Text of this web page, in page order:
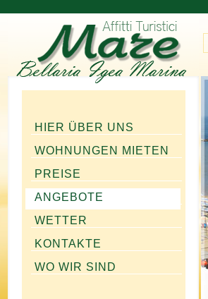
HIER ÜBER UNS
WOHNUNGEN MIETEN
PREISE
ANGEBOTE
WETTER
KONTAKTE
WO WIR SIND